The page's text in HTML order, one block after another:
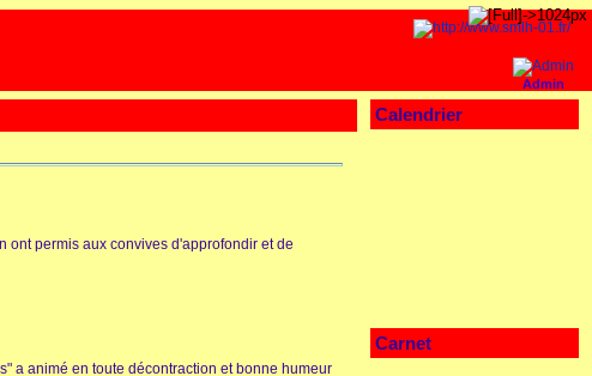
Admin
ont permis aux convives d'approfondir et de
a animé en toute décontraction et bonne humeur
Calendrier
Carnet